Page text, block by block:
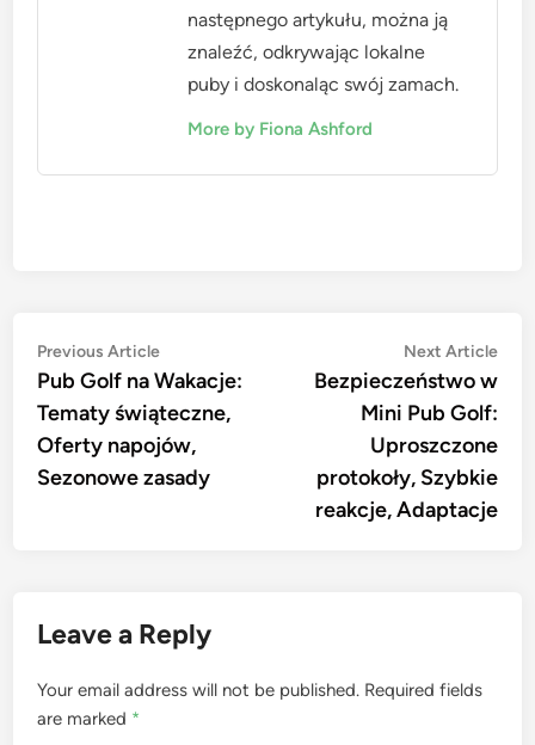
następnego artykułu, można ją
znaleźć, odkrywając lokalne
puby i doskonaląc swój zamach.
More by Fiona Ashford
Post
navigation
Previous ArticlePrevious
article:
Pub Golf na Wakacje:
Tematy świąteczne,
Oferty napojów,
Sezonowe zasady
Next Article
Bezpieczeństwo w
Mini Pub Golf:
Uproszczone
protokoły, Szybkie
reakcje, Adaptacje
Leave a Reply
Your email address will not be published. Required fields
are marked *